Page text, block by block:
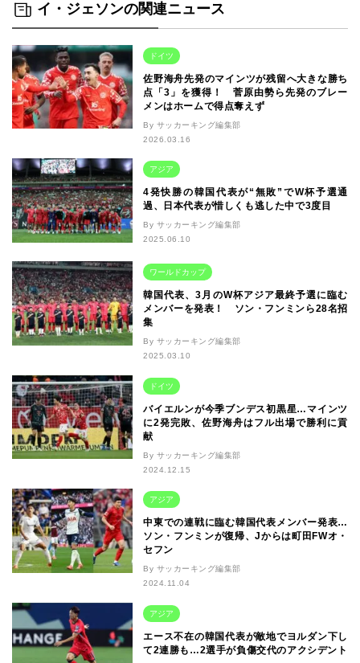
イ・ジェソンの関連ニュース
ドイツ
佐野海舟先発のマインツが残留へ大きな勝ち
点「3」を獲得！ 菅原由勢ら先発のブレー
メンはホームで得点奪えず
By サッカーキング編集部
2026.03.16
アジア
4発快勝の韓国代表が“無敗”でW杯予選通
過、日本代表が惜しくも逃した中で3度目
By サッカーキング編集部
2025.06.10
ワールドカップ
韓国代表、3月のW杯アジア最終予選に臨む
メンバーを発表！ ソン・フンミンら28名招
集
By サッカーキング編集部
2025.03.10
ドイツ
バイエルンが今季ブンデス初黒星…マインツ
に2発完敗、佐野海舟はフル出場で勝利に貢
献
By サッカーキング編集部
2024.12.15
アジア
中東での連戦に臨む韓国代表メンバー発表…
ソン・フンミンが復帰、Jからは町田FWオ・
セフン
By サッカーキング編集部
2024.11.04
アジア
エース不在の韓国代表が敵地でヨルダン下し
て2連勝も…2選手が負傷交代のアクシデント